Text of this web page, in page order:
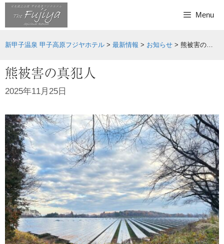
Skip
Menu
新甲子温泉 甲子高原フジヤホテル > 最新情報 > お知らせ > 熊被害の真犯人
熊被害の真犯人
2025年11月25日